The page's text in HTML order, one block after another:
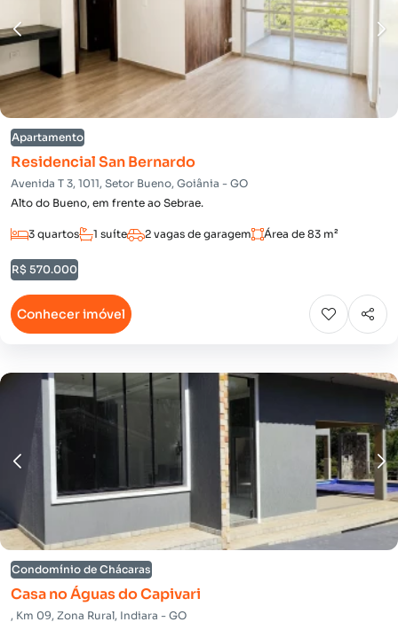
Apartamento
Residencial San Bernardo
Avenida T 3, 1011, Setor Bueno, Goiânia - GO
Alto do Bueno, em frente ao Sebrae.
3 quartos 1 suíte 2 vagas de garagem Área de 83 m²
R$ 570.000
Conhecer imóvel
Condomínio de Chácaras
Casa no Águas do Capivari
, Km 09, Zona Rural, Indiara - GO